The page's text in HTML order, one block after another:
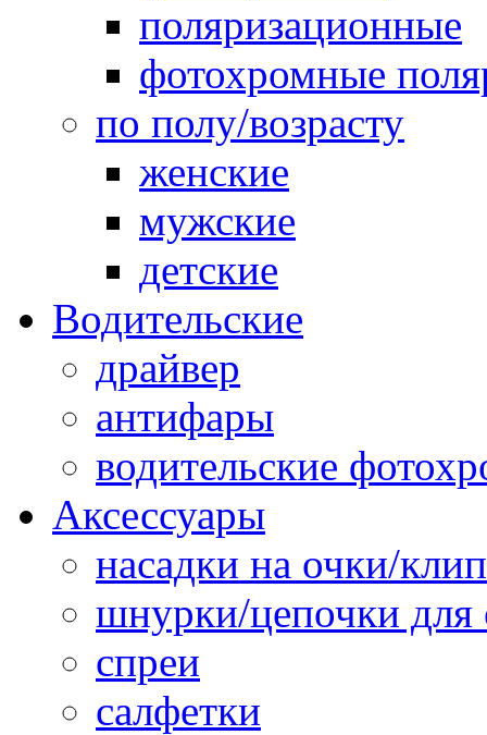
поляризационные
фотохромные
по полу/возрасту
женские
мужские
детские
Водительские
драйвер
антифары
водительские
Аксессуары
насадки на очки/
шнурки/цепочки для
спреи
салфетки